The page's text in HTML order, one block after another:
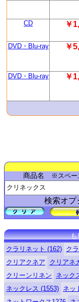
商品名
※スペー
検索オプ
も
クラリネット (162) ク
クリアクネア
クリアネ
クリーンリネン
ネック
ネックレス (1553) ネッ
CD
￥
DVD・Blu-ray
￥
DVD・Blu-ray
￥